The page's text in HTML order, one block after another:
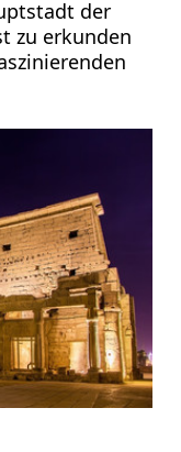
der
zu erkunden